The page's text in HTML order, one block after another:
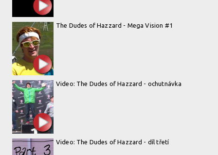
The Dudes of Hazzard - Mega Vision #1
Video: The Dudes of Hazzard - ochutnávka
Video: The Dudes of Hazzard - díl třetí